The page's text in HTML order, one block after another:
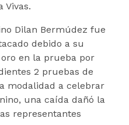
Vivas.
Dilan Bermúdez fue
debido a su
en la prueba por
2 pruebas de
modalidad a celebrar
una caída dañó la
representantes